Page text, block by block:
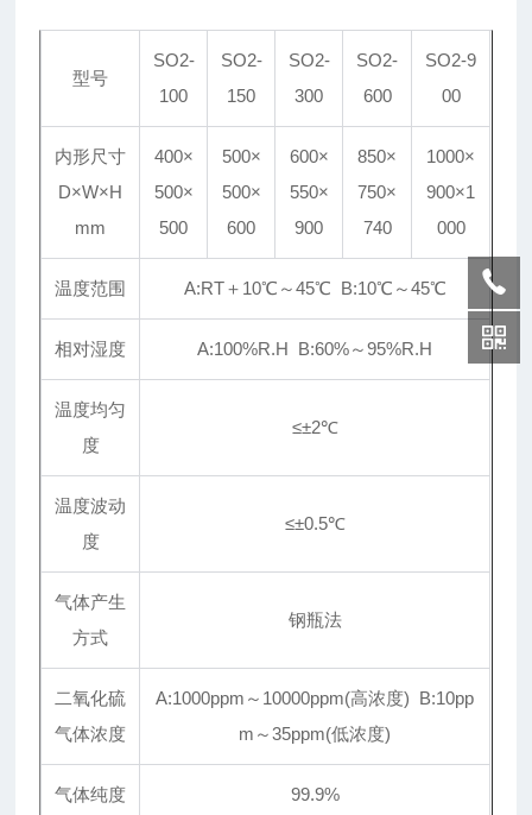
型号
SO2-
100
SO2-
150
SO2-
300
SO2-
600
SO2-9
00
内形尺寸
D×W×H
mm
400×
500×
500
500×
500×
600
600×
550×
900
850×
750×
740
1000×
900×1
000
温度范围 A:RT＋10℃～45℃ B:10℃～45℃
相对湿度 A:100%R.H B:60%～95%R.H
温度均匀
度
≤±2℃
温度波动
度
≤±0.5℃
气体产生
方式
钢瓶法
二氧化硫
气体浓度
A:1000ppm～10000ppm(高浓度) B:10pp
m～35ppm(低浓度)
气体纯度 99.9%